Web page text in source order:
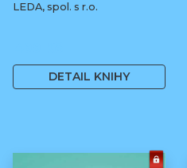
LEDA, spol. s r.o.
DETAIL KNIHY